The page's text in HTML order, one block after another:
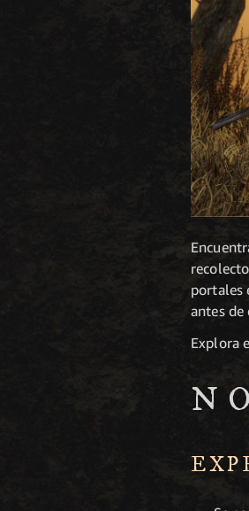
portales
antes
Explora